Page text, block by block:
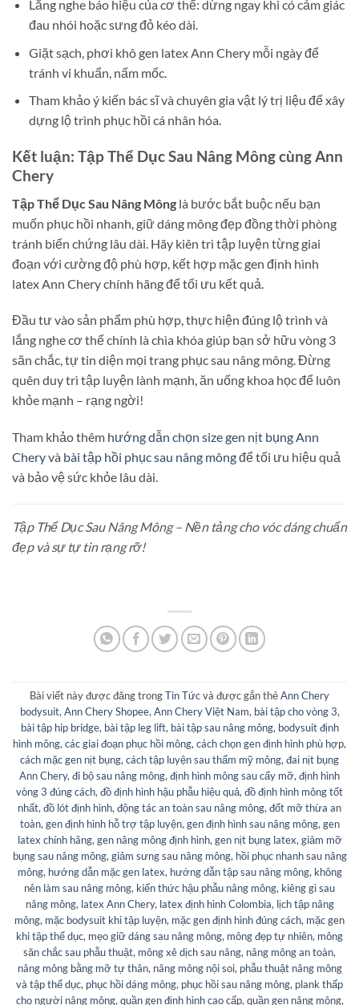
Lắng nghe báo hiệu của cơ thể: dừng ngay khi có cảm giác
đau nhói hoặc sưng đỏ kéo dài.
Giặt sạch, phơi khô gen latex Ann Chery mỗi ngày để
tránh vi khuẩn, nấm mốc.
Tham khảo ý kiến bác sĩ và chuyên gia vật lý trị liệu để xây
dựng lộ trình phục hồi cá nhân hóa.
Kết luận: Tập Thể Dục Sau Nâng Mông cùng Ann
Chery
Tập Thể Dục Sau Nâng Mông là bước bắt buộc nếu bạn
muốn phục hồi nhanh, giữ dáng mông đẹp đồng thời phòng
tránh biến chứng lâu dài. Hãy kiên trì tập luyện từng giai
đoạn với cường độ phù hợp, kết hợp mặc gen định hình
latex Ann Chery chính hãng để tối ưu kết quả.
Đầu tư vào sản phẩm phù hợp, thực hiện đúng lộ trình và
lắng nghe cơ thể chính là chìa khóa giúp bạn sở hữu vòng 3
săn chắc, tự tin diện mọi trang phục sau nâng mông. Đừng
quên duy trì tập luyện lành mạnh, ăn uống khoa học để luôn
khỏe mạnh – rạng ngời!
Tham khảo thêm hướng dẫn chọn size gen nịt bụng Ann
Cheryvà bài tập hồi phục sau nâng môngđể tối ưu hiệu quả
và bảo vệ sức khỏe lâu dài.
Tập Thể Dục Sau Nâng Mông – Nền tảng cho vóc dáng chuẩn
đẹp và sự tự tin rạng rỡ!
Bài viết này được đăng trongTin Tứcvà được gắn thẻAnn Chery
bodysuit,Ann Chery Shopee,Ann Chery Việt Nam, bài tập cho vòng 3,
bài tập hip bridge, bài tập leg lift, bài tập sau nâng mông, bodysuit định
hình mông,các giai đoạn phục hồi mông,cách chọn gen định hình phù hợp,
cách mặc gen nịt bụng,cách tập luyện sau thẩm mỹ mông,đai nịt bụng
Ann Chery,đi bộ sau nâng mông,định hình mông sau cấy mỡ,định hình
vòng 3 đúng cách,đồ định hình hậu phẫu hiệu quả,đồ định hình mông tốt
nhất,đồ lót định hình,động tác an toàn sau nâng mông,đốt mỡ thừa an
toàn,gen định hình hỗ trợ tập luyện,gen định hình sau nâng mông,gen
latex chính hãng,gen nâng mông định hình,gen nịt bụng latex,giảm mỡ
bụng sau nâng mông,giảm sưng sau nâng mông, hồi phục nhanh sau nâng
mông, hướng dẫn mặc gen latex, hướng dẫn tập sau nâng mông, không
nên làm sau nâng mông, kiến thức hậu phẫu nâng mông, kiêng gì sau
nâng mông, latex Ann Chery, latex định hình Colombia, lịch tập nâng
mông, mặc bodysuit khi tập luyện, mặc gen định hình đúng cách, mặc gen
khi tập thể dục, mẹo giữ dáng sau nâng mông, mông đẹp tự nhiên, mông
săn chắc sau phẫu thuật, mông xê dịch sau nâng, nâng mông an toàn,
nâng mông bằng mỡ tự thân, nâng mông nội soi, phẫu thuật nâng mông
và tập thể dục, phục hồi dáng mông, phục hồi sau nâng mông, plank thấp
cho người nâng mông,quần gen định hình cao cấp,quần gen nâng mông,